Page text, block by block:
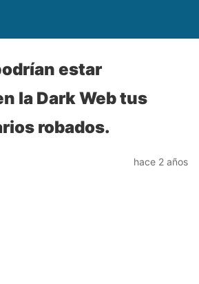
estar
la Dark Web tus
robados.
hace 2 años